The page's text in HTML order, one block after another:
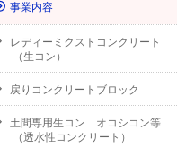
事業内容
レディーミクストコンクリート
（生コン）
戻りコンクリートブロック
土間専用生コン オコシコン等
（透水性コンクリート）